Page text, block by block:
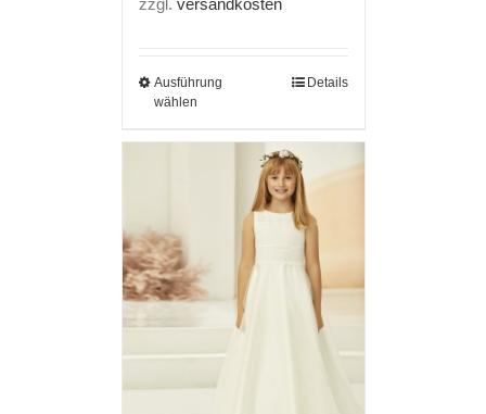
zzgl. versandkosten
Ausführung
wählen
Details